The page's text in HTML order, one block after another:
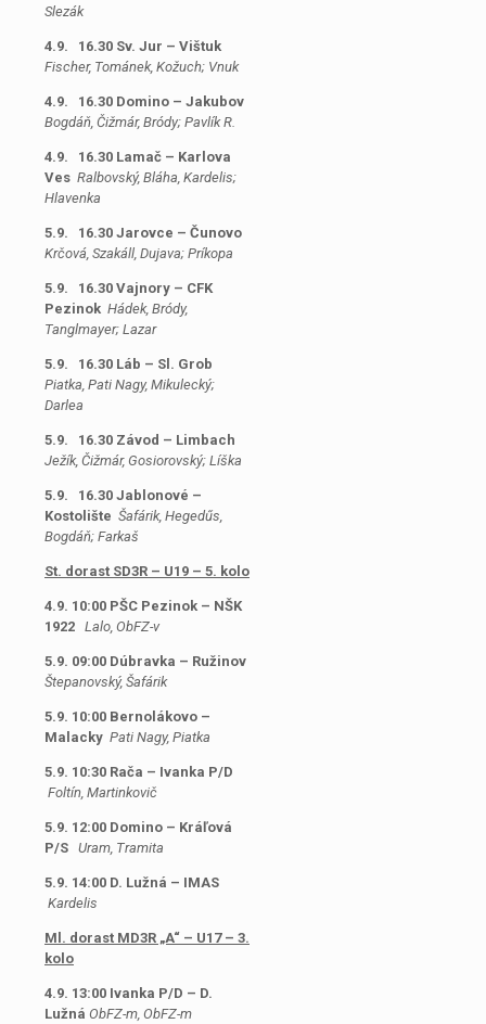
Slezák
4.9. 16.30 Sv. Jur – Vištuk
Fischer, Tománek, Kožuch; Vnuk
4.9. 16.30 Domino – Jakubov
Bogdáň, Čižmár, Bródy; Pavlík R.
4.9. 16.30 Lamač – Karlova
Ves Ralbovský, Bláha, Kardelis;
Hlavenka
5.9. 16.30 Jarovce – Čunovo
Krčová , Szakáll, Dujava; Príkopa
5.9. 16.30 Vajnory – CFK
Pezinok Hádek, Bródy,
Tanglmayer; Lazar
5.9. 16.30 Láb – Sl. Grob
Piatka, Pati Nagy, Mikulecký;
Darlea
5.9. 16.30 Závod – Limbach
Ježík, Čižmár, Gosiorovský; Líška
5.9. 16.30 Jablonové –
Kostolište Šafárik, Hegedűs,
Bogdáň; Farkaš
St. dorast SD3R – U19 – 5. kolo
4.9. 10:00 PŠC Pezinok – NŠK
1922 Lalo, ObFZ-v
5.9. 09:00 Dúbravka – Ružinov
Štepanovský, Šafárik
5.9. 10:00 Bernolákovo –
Malacky Pati Nagy, Piatka
5.9. 10:30 Rača – Ivanka P/D
Foltín, Martinkovič
5.9. 12:00 Domino – Kráľová
P/S Uram, Tramita
5.9. 14:00 D. Lužná – IMAS
Kardelis
Ml. dorast MD3R „A“ – U17 – 3.
kolo
4.9. 13:00 Ivanka P/D – D.
Lužná ObFZ-m, ObFZ-m